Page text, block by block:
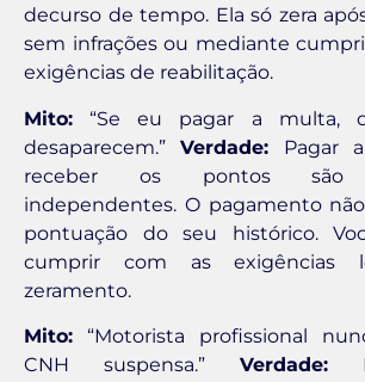
decurso de tempo. Ela só zera
sem infrações ou mediante
exigências de reabilitação.
Mito: “Se eu pagar a multa,
desaparecem.”Verdade: Pagar
receber os pontos são
independentes. O pagamento
pontuação do seu histórico.
cumprir com as exigências
zeramento.
Mito: “Motorista profissional
CNH suspensa.” Verdade: